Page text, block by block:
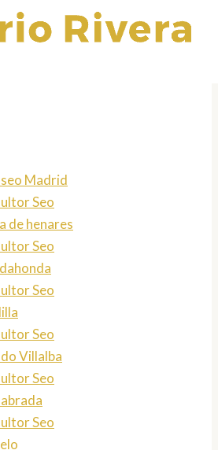
Madrid
Seo
de henares
Seo
Seo
Seo
Villalba
Seo
Seo